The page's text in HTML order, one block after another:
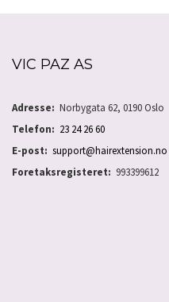
VIC PAZ AS
Adresse: Norbygata 62, 0190 Oslo
Telefon: 23 24 26 60
E-post: support@hairextension.no
Foretaksregisteret: 993399612